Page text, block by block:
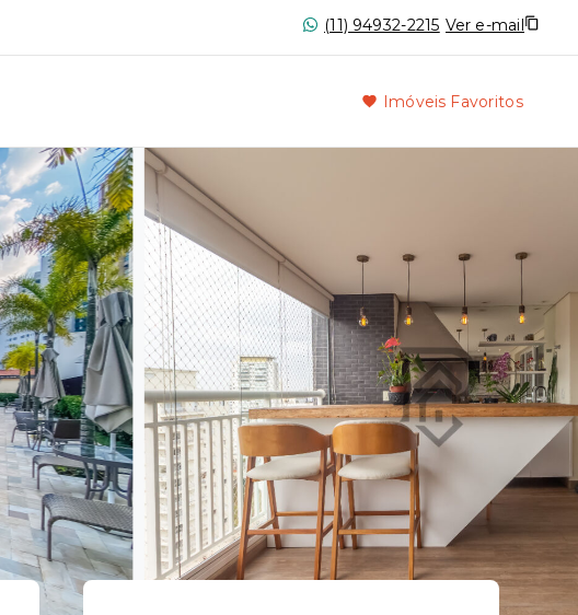
(11) 94932-2215 Ver e-mail
Imóveis Favoritos